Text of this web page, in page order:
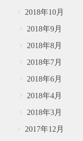
2018年10月
2018年9月
2018年8月
2018年7月
2018年6月
2018年4月
2018年3月
2017年12月